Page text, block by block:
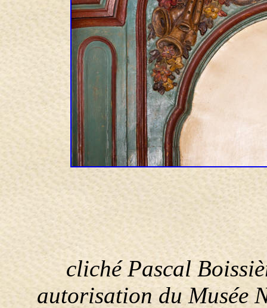
cliché Pascal
autorisation du Musée